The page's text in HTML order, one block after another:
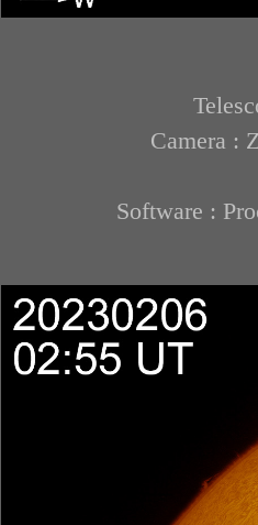
Camera :
Software :